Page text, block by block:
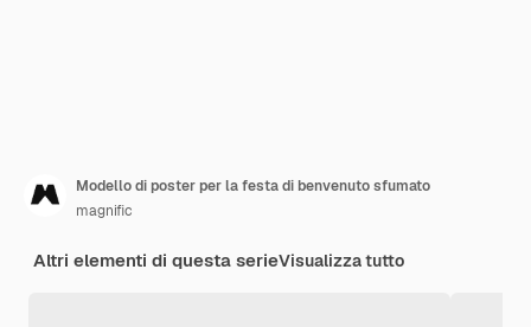
Modello di poster per la festa di benvenuto sfumato
magnific
Altri elementi di questa serieVisualizza tutto